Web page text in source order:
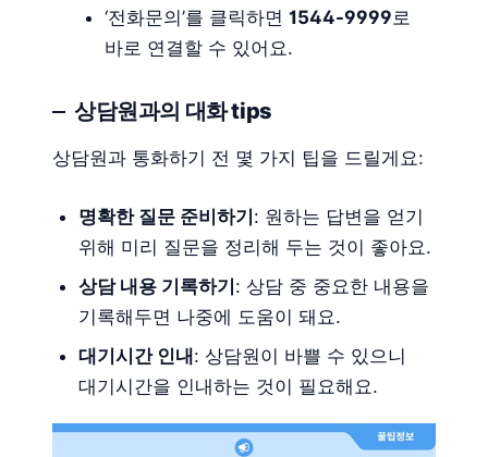
‘전화문의’를 클릭하면 1544-9999로
바로 연결할 수 있어요.
상담원과의 대화 tips
상담원과 통화하기 전 몇 가지 팁을 드릴게요:
명확한 질문 준비하기 : 원하는 답변을 얻기
위해 미리 질문을 정리해 두는 것이 좋아요.
상담 내용 기록하기 : 상담 중 중요한 내용을
기록해두면 나중에 도움이 돼요.
대기시간 인내 : 상담원이 바쁠 수 있으니
대기시간을 인내하는 것이 필요해요.